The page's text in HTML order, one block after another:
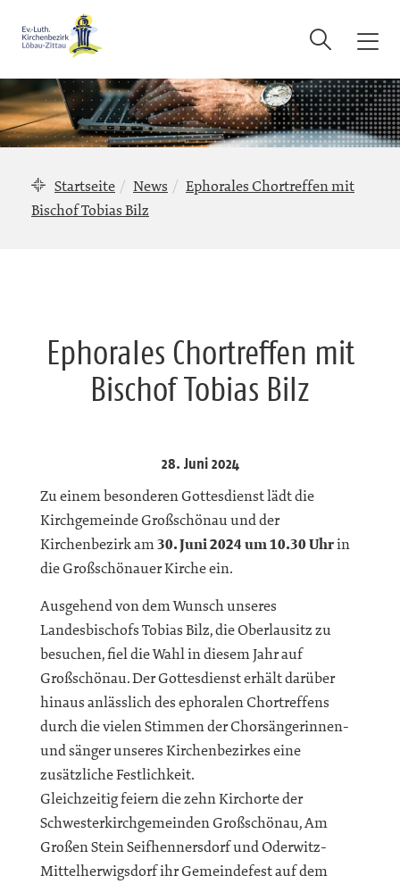
T
g
g
l
Suche
Startseite News
Ephorales Chortreffen mit
Bischof Tobias Bilz
Ephorales Chortreffen mit
Bischof Tobias Bilz
28. Juni 2024
Zu einem besonderen Gottesdienst lädt die
Kirchgemeinde Großschönau und der
Kirchenbezirk am30. Juni 2024 um 10.30 Uhrin
die Großschönauer Kirche ein.
Ausgehend von dem Wunsch unseres
Landesbischofs Tobias Bilz, die Oberlausitz zu
besuchen, fiel die Wahl in diesem Jahr auf
Großschönau. Der Gottesdienst erhält darüber
hinaus anlässlich des ephoralen Chortreffens
durch die vielen Stimmen der Chorsängerinnen-
und sänger unseres Kirchenbezirkes eine
zusätzliche Festlichkeit.
Gleichzeitig feiern die zehn Kirchorte der
Schwesterkirchgemeinden Großschönau, Am
Großen Stein Seifhennersdorf und Oderwitz-
Mittelherwigsdorf ihr Gemeindefest auf dem